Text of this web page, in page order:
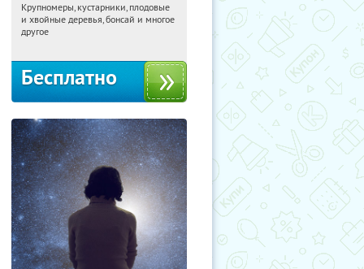
09:50:53 Получили:28
Москва, Рябиновая улица, 17
Крупномеры, кустарники, плодовые
и хвойные деревья, бонсай и многое
другое
Бесплатно